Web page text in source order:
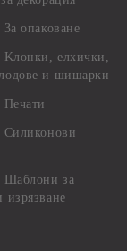
За опаковане
Kлонки, елхички,
и шишарки
Печати
Силиконови
Шаблони за
изрязване